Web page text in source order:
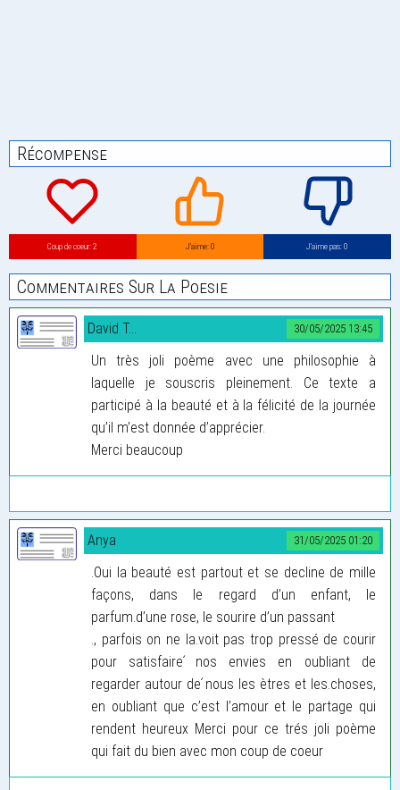
Récompense
Coup de coeur: 2 J’aime: 0 J’aime pas: 0
Commentaires Sur La Poesie
30/05/2025 13:45
David T...
Un très joli poème avec une philosophie à
laquelle je souscris pleinement. Ce texte a
participé à la beauté et à la félicité de la journée
qu’il m’est donnée d’apprécier.
Merci beaucoup
31/05/2025 01:20
Anya
.Oui la beauté est partout et se decline de mille
façons, dans le regard d’un enfant, le
parfum.d’une rose, le sourire d’un passant
., parfois on ne la.voit pas trop pressé de courir
pour satisfaire ́nos envies en oubliant de
regarder autour de ́nous les ètres et les.choses,
en oubliant que c’est l’amour et le partage qui
rendent heureux Merci pour ce trés joli poème
qui fait du bien avec mon coup de coeur